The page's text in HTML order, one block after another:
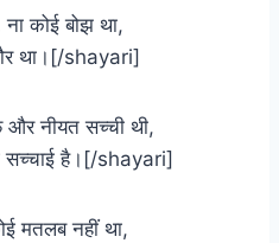
ना कोई बोझ था,
था।[/shayari]
नीयत सच्ची थी,
सच्चाई है।[/shayari]
मतलब नहीं था,